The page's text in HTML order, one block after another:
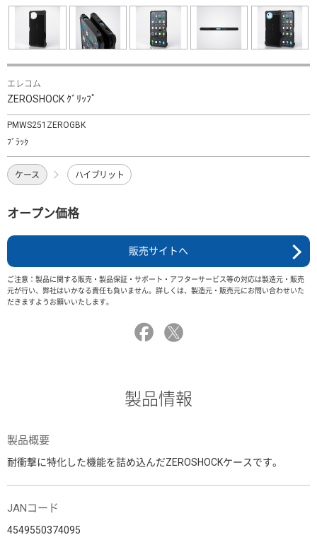
エレコム
ZEROSHOCK ｸﾞﾘｯﾌﾟ
PMWS251ZEROGBK
ﾌﾞﾗｯｸ
ケース ハイブリット
オープン価格
販売サイトへ
ご注意：製品に関する販売・製品保証・サポート・アフターサービス等の対応は製造元・販売
元が行い、弊社はいかなる責任も負いません。詳しくは、製造元・販売元にお問い合わせいた
だきますようお願いいたします。
製品情報
製品概要
耐衝撃に特化した機能を詰め込んだZEROSHOCKケースです。
JANコード
4549550374095